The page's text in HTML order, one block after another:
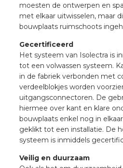
moesten de ontwerpen en
met elkaar uitwisselen, maar
bouwplaats ruimschoots
Gecertificeerd
Het systeem van Isolectra is
tot een volwassen systeem.
in de fabriek verbonden met
verdeelblokjes worden
uitgangsconnectoren. De
hiermee over kant en klare
bouwplaats enkel nog in
geklikt tot een installatie. De
systeem is inmiddels
Veilig en duurzaam
waarde
groothandels